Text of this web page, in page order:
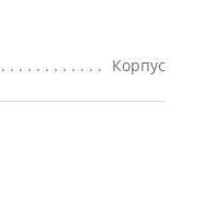
Корпус